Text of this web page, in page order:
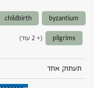
byzantium
childbirth
pilgrims (+ 2 עוד)
תעתוק אחד